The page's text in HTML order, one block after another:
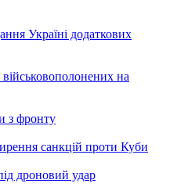
Україні додаткових
військовополонених на
з фронту
санкцій проти Куби
дроновий удар